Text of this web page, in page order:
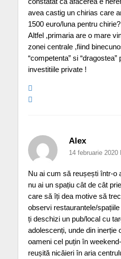
avea castig un chirias care
1500 euro/luna pentru chirie?
Altfel ,primaria are o mare
zonei centrale ,fiind
“competenta” si
investitiile private !
Alex
14 februarie 2020
Nu ai cum să reușești într-o
nu ai un spațiu cât de cât
care să îți dea motive să
observi restaurantele/
ți deschizi un pub/local cu
adolescenți, unde din inerție
oameni cel puțin în
reușită nicăieri în aria